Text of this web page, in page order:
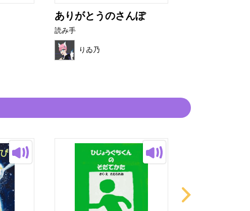
ありがとうのさんぽ
読み手
りゐ乃